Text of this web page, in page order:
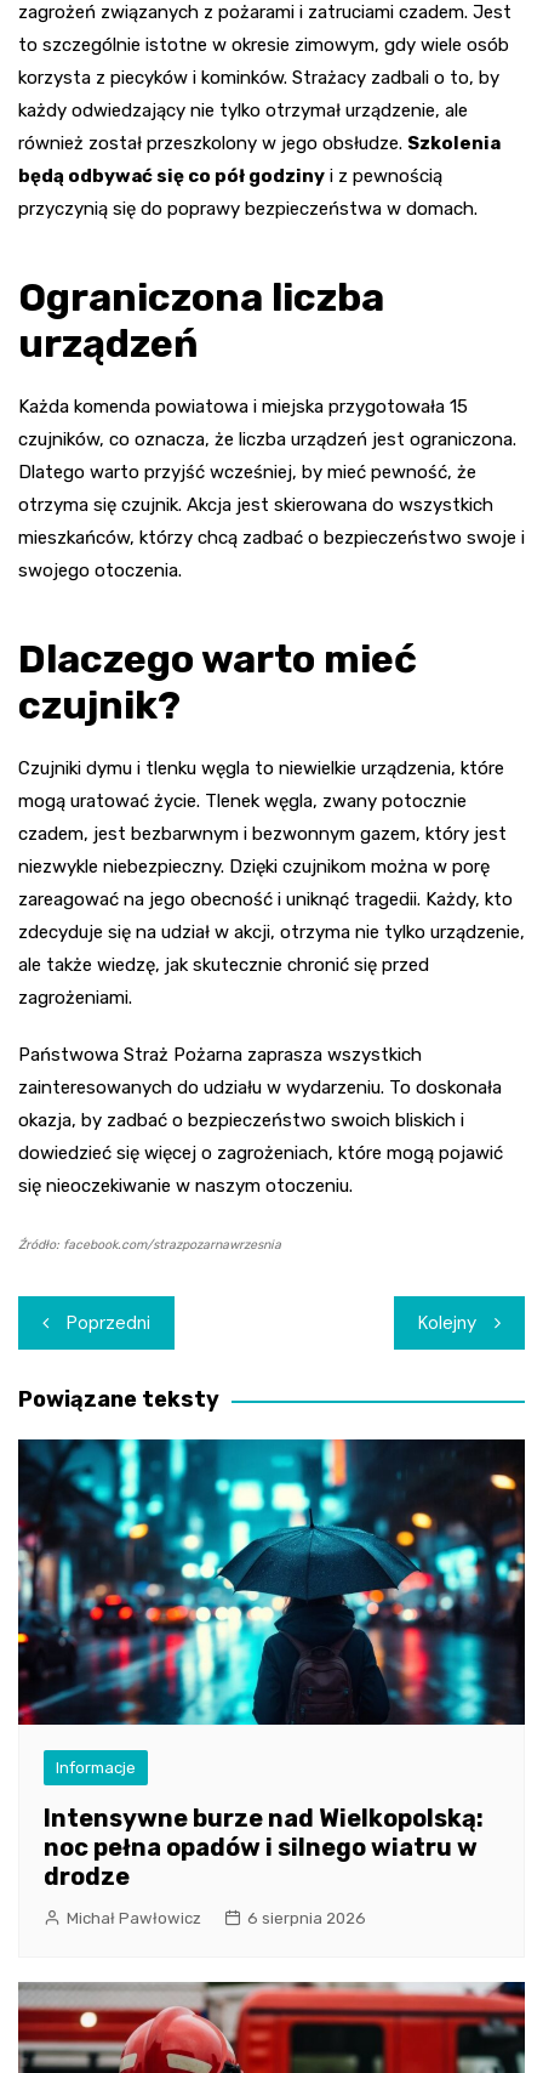
zagrożeń związanych z pożarami i zatruciami czadem. Jest
to szczególnie istotne w okresie zimowym, gdy wiele osób
korzysta z piecyków i kominków. Strażacy zadbali o to, by
każdy odwiedzający nie tylko otrzymał urządzenie, ale
również został przeszkolony w jego obsłudze. Szkolenia
będą odbywać się co pół godziny i z pewnością
przyczynią się do poprawy bezpieczeństwa w domach.
Ograniczona liczba
urządzeń
Każda komenda powiatowa i miejska przygotowała 15
czujników, co oznacza, że liczba urządzeń jest ograniczona.
Dlatego warto przyjść wcześniej, by mieć pewność, że
otrzyma się czujnik. Akcja jest skierowana do wszystkich
mieszkańców, którzy chcą zadbać o bezpieczeństwo swoje i
swojego otoczenia.
Dlaczego warto mieć
czujnik?
Czujniki dymu i tlenku węgla to niewielkie urządzenia, które
mogą uratować życie. Tlenek węgla, zwany potocznie
czadem, jest bezbarwnym i bezwonnym gazem, który jest
niezwykle niebezpieczny. Dzięki czujnikom można w porę
zareagować na jego obecność i uniknąć tragedii. Każdy, kto
zdecyduje się na udział w akcji, otrzyma nie tylko urządzenie,
ale także wiedzę, jak skutecznie chronić się przed
zagrożeniami.
Państwowa Straż Pożarna zaprasza wszystkich
zainteresowanych do udziału w wydarzeniu. To doskonała
okazja, by zadbać o bezpieczeństwo swoich bliskich i
dowiedzieć się więcej o zagrożeniach, które mogą pojawić
się nieoczekiwanie w naszym otoczeniu.
Źródło: facebook.com/strazpozarnawrzesnia
Nawigacja
wpisu
Poprzedni Kolejny
Powiązane teksty
Informacje
Intensywne burze nad Wielkopolską:
noc pełna opadów i silnego wiatru w
drodze
Michał Pawłowicz 6 sierpnia 2026